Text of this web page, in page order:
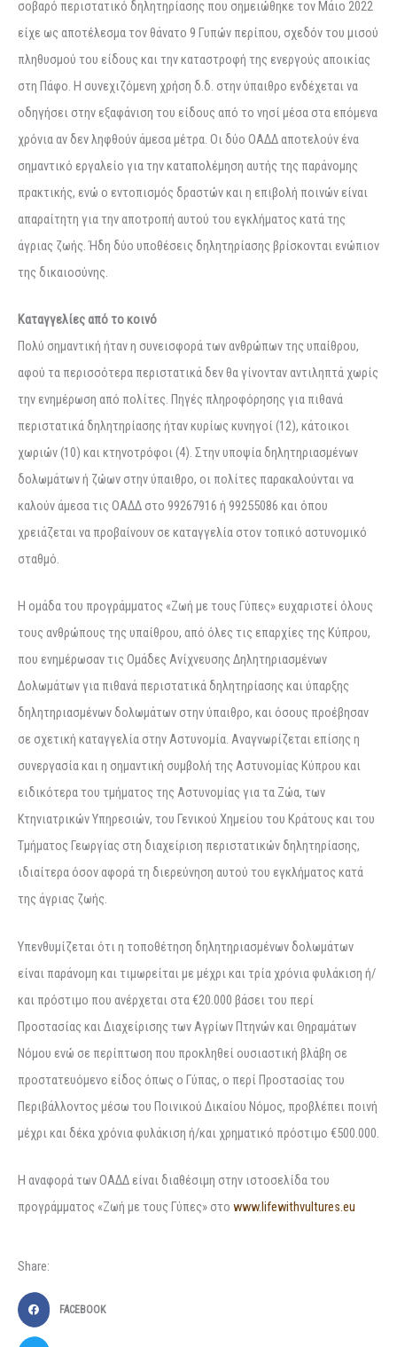
σοβαρό περιστατικό δηλητηρίασης που σημειώθηκε τον Μάιο 2022
είχε ως αποτέλεσμα τον θάνατο 9 Γυπών περίπου, σχεδόν του μισού
πληθυσμού του είδους και την καταστροφή της ενεργούς αποικίας
στη Πάφο. Η συνεχιζόμενη χρήση δ.δ. στην ύπαιθρο ενδέχεται να
οδηγήσει στην εξαφάνιση του είδους από το νησί μέσα στα επόμενα
χρόνια αν δεν ληφθούν άμεσα μέτρα. Οι δύο ΟΑΔΔ αποτελούν ένα
σημαντικό εργαλείο για την καταπολέμηση αυτής της παράνομης
πρακτικής, ενώ ο εντοπισμός δραστών και η επιβολή ποινών είναι
απαραίτητη για την αποτροπή αυτού του εγκλήματος κατά της
άγριας ζωής. Ήδη δύο υποθέσεις δηλητηρίασης βρίσκονται ενώπιον
της δικαιοσύνης.
Καταγγελίες από το κοινό
Πολύ σημαντική ήταν η συνεισφορά των ανθρώπων της υπαίθρου,
αφού τα περισσότερα περιστατικά δεν θα γίνονταν αντιληπτά χωρίς
την ενημέρωση από πολίτες. Πηγές πληροφόρησης για πιθανά
περιστατικά δηλητηρίασης ήταν κυρίως κυνηγοί (12), κάτοικοι
χωριών (10) και κτηνοτρόφοι (4). Στην υποψία δηλητηριασμένων
δολωμάτων ή ζώων στην ύπαιθρο, οι πολίτες παρακαλούνται να
καλούν άμεσα τις ΟΑΔΔ στο 99267916 ή 99255086 και όπου
χρειάζεται να προβαίνουν σε καταγγελία στον τοπικό αστυνομικό
σταθμό.
Η ομάδα του προγράμματος «Ζωή με τους Γύπες» ευχαριστεί όλους
τους ανθρώπους της υπαίθρου, από όλες τις επαρχίες της Κύπρου,
που ενημέρωσαν τις Ομάδες Ανίχνευσης Δηλητηριασμένων
Δολωμάτων για πιθανά περιστατικά δηλητηρίασης και ύπαρξης
δηλητηριασμένων δολωμάτων στην ύπαιθρο, και όσους προέβησαν
σε σχετική καταγγελία στην Αστυνομία. Αναγνωρίζεται επίσης η
συνεργασία και η σημαντική συμβολή της Αστυνομίας Κύπρου και
ειδικότερα του τμήματος της Αστυνομίας για τα Ζώα, των
Κτηνιατρικών Υπηρεσιών, του Γενικού Χημείου του Κράτους και του
Τμήματος Γεωργίας στη διαχείριση περιστατικών δηλητηρίασης,
ιδιαίτερα όσον αφορά τη διερεύνηση αυτού του εγκλήματος κατά
της άγριας ζωής.
Υπενθυμίζεται ότι η τοποθέτηση δηλητηριασμένων δολωμάτων
είναι παράνομη και τιμωρείται με μέχρι και τρία χρόνια φυλάκιση ή/
και πρόστιμο που ανέρχεται στα €20.000 βάσει του περί
Προστασίας και Διαχείρισης των Αγρίων Πτηνών και Θηραμάτων
Νόμου ενώ σε περίπτωση που προκληθεί ουσιαστική βλάβη σε
προστατευόμενο είδος όπως ο Γύπας, ο περί Προστασίας του
Περιβάλλοντος μέσω του Ποινικού Δικαίου Νόμος, προβλέπει ποινή
μέχρι και δέκα χρόνια φυλάκιση ή/και χρηματικό πρόστιμο €500.000.
Η αναφορά των ΟΑΔΔ είναι διαθέσιμη στην ιστοσελίδα του
προγράμματος «Ζωή με τους Γύπες» στο www.lifewithvultures.eu
Share:
FACEBOOK